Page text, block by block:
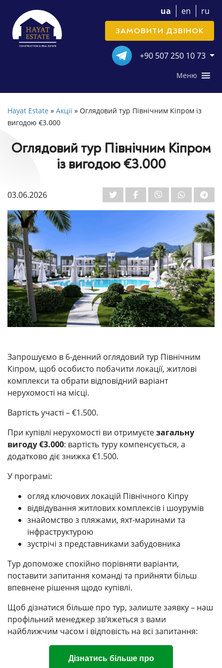
ua en ru
+90 507 250 10 73
ЗАМОВИТИ ДЗВІНОК
Меню
Hayat Estate » Акції » Оглядовий тур Північним Кіпром із
вигодою €3.000
Оглядовий тур Північним Кіпром
із вигодою €3.000
03.06.2026
Запрошуємо в 6-денний оглядовий тур Північним
Кіпром, щоб особисто побачити локації, житлові
комплекси та обрати відповідний варіант
нерухомості на місці.
Вартість участі – €1.500.
При купівлі нерухомості ви отримуєтезагальну
вигоду €3.000: вартість туру компенсується, а
додатково діє знижка €1.500.
У програмі:
огляд ключових локацій Північного Кіпру
відвідування житлових комплексів і шоурумів
знайомство з пляжами, яхт-маринами та
інфраструктурою
зустрічі з представниками забудовника
Тур допоможе спокійно порівняти варіанти,
поставити запитання команді та прийняти більш
впевнене рішення щодо купівлі.
Щоб дізнатися більше про тур, залиште заявку – наш
профільний менеджер зв’яжеться з вами
найближчим часом і відповість на всі запитання:
Дiзнатись бiльше про